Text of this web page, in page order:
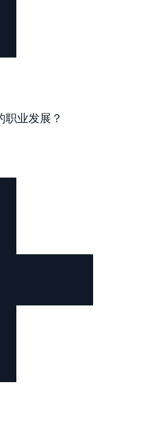
职业发展？